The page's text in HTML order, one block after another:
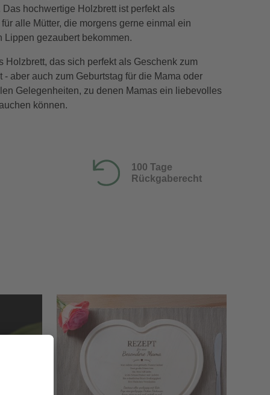
Das hochwertige Holzbrett ist perfekt als
für alle Mütter, die morgens gerne einmal ein
Lippen gezaubert bekommen.
Holzbrett, das sich perfekt als Geschenk zum
- aber auch zum Geburtstag für die Mama oder
Gelegenheiten, zu denen Mamas ein liebevolles
können.
100 Tage
Rückgaberecht